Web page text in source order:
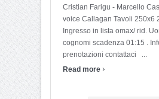
Cristian Farigu - Marcello
voice Callagan Tavoli 250x6
Ingresso in lista omax/ rid.
cognomi scadenza 01:15 .
prenotazioni contattaci ...
Read more ›